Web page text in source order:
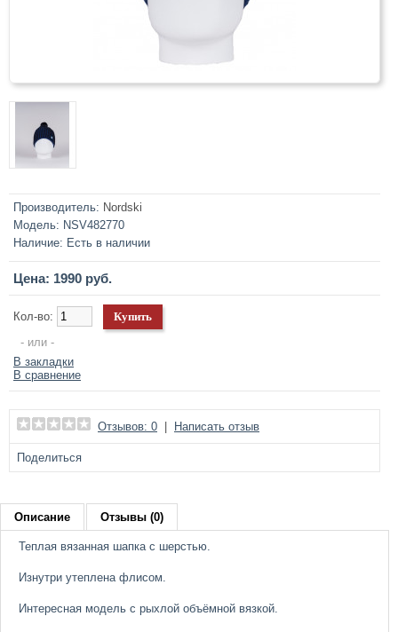
Производитель: Nordski
Модель: NSV482770
Наличие: Есть в наличии
Цена: 1990 руб.
Кол-во:
- или -
В закладки
В сравнение
Отзывов: 0 Написать отзыв
Поделиться
Описание Отзывы (0)
Теплая вязанная шапка с шерстью.
Изнутри утеплена флисом.
Интересная модель с рыхлой объёмной вязкой.